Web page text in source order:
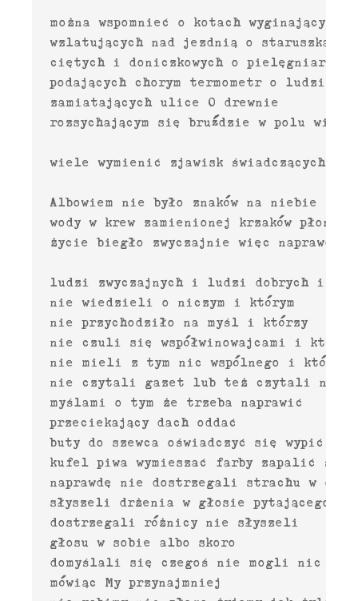
można wspomnieć o kotach wyginających
wzlatujących nad jezdnią o staruszkach
  ciętych i doniczkowych o pielęgniarkach
podających chorym termometr o ludziach
  zamiatających ulice O drewnie
rozsychającym się bruździe w polu
  wiele wymienić zjawisk świadczących że
Albowiem nie było znaków na niebie
wody w krew zamienionej krzaków
życie biegło zwyczajnie więc naprawdę
ludzi zwyczajnych i ludzi dobrych i
  nie wiedzieli o niczym i którym
  nie przychodziło na myśl i którzy
  nie czuli się współwinowajcami i którzy
nie mieli z tym nic wspólnego i którzy
nie czytali gazet lub też czytali
  myślami o tym że trzeba naprawić
  przeciekający dach oddać
  buty do szewca oświadczyć się wypić
kufel piwa wymieszać farby zapalić
naprawdę nie dostrzegali strachu w
słyszeli drżenia w głosie pytającego o
  dostrzegali różnicy nie słyszeli
  głosu w sobie albo skoro
domyślali się czegoś nie mogli nic
  mówiąc My przynajmniej